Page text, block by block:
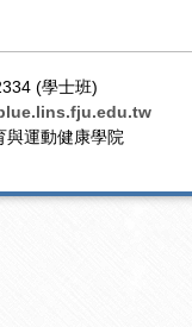
(學士班)
與運動健康學院